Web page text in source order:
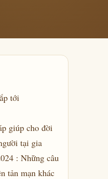
tới
giúp cho đời
tại gia
: Những câu
tản mạn khác